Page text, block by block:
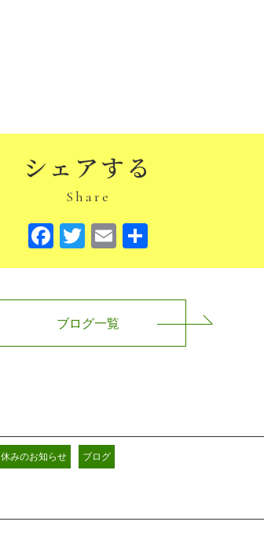
シェアする
Share
Facebook
TwitterEmail
有
ブログ一覧
休みのお知らせ ブログ